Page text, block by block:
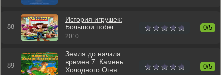
История игрушек:
Большой побег
2010
0/5
Земля до начала
времен 7: Камень
Холодного Огня
0/5